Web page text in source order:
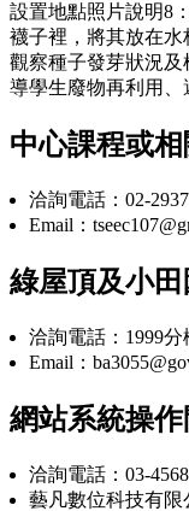
設置地點照片說明8：
襪子裡，將其放在
觀察種子發芽狀況
導學生廢物再利用、
中心課程或
洽詢電話：02-
Email：
綠屋頂及小
洽詢電話：1999分
Email：
網站系統操作
洽詢電話：03-
藝凡數位科技有限